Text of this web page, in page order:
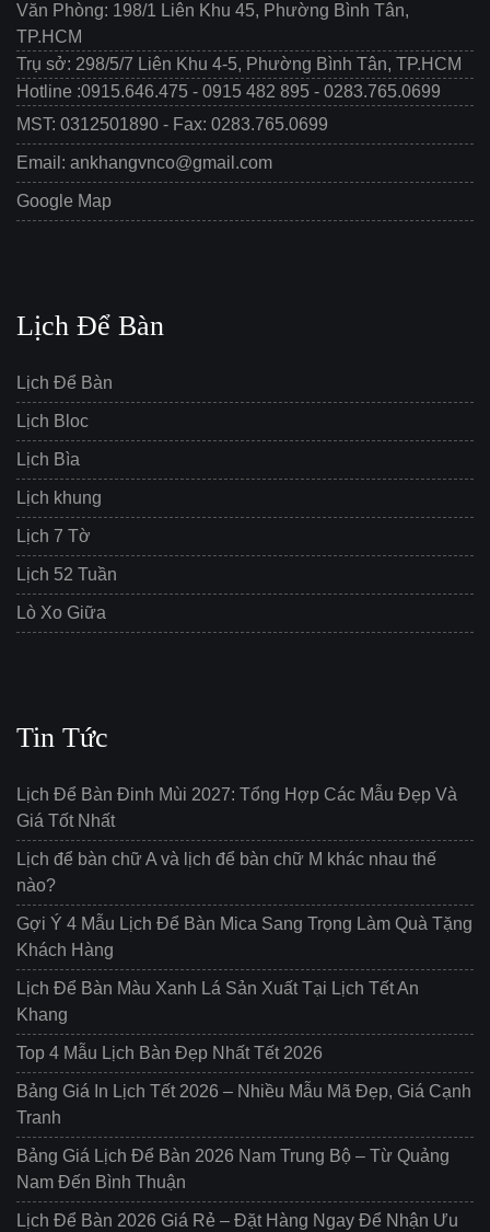
Văn Phòng: 198/1 Liên Khu 45, Phường Bình Tân,
TP.HCM
Trụ sở: 298/5/7 Liên Khu 4-5, Phường Bình Tân, TP.HCM
Hotline :0915.646.475 - 0915 482 895 - 0283.765.0699
MST: 0312501890 - Fax: 0283.765.0699
Email: ankhangvnco@gmail.com
Google Map
Lịch Để Bàn
Lịch Để Bàn
Lịch Bloc
Lịch Bìa
Lịch khung
Lịch 7 Tờ
Lịch 52 Tuần
Lò Xo Giữa
Tin Tức
Lịch Để Bàn Đinh Mùi 2027: Tổng Hợp Các Mẫu Đẹp Và
Giá Tốt Nhất
Lịch để bàn chữ A và lịch để bàn chữ M khác nhau thế
nào?
Gợi Ý 4 Mẫu Lịch Để Bàn Mica Sang Trọng Làm Quà Tặng
Khách Hàng
Lịch Để Bàn Màu Xanh Lá Sản Xuất Tại Lịch Tết An
Khang
Top 4 Mẫu Lịch Bàn Đẹp Nhất Tết 2026
Bảng Giá In Lịch Tết 2026 – Nhiều Mẫu Mã Đẹp, Giá Cạnh
Tranh
Bảng Giá Lịch Để Bàn 2026 Nam Trung Bộ – Từ Quảng
Nam Đến Bình Thuận
Lịch Để Bàn 2026 Giá Rẻ – Đặt Hàng Ngay Để Nhận Ưu